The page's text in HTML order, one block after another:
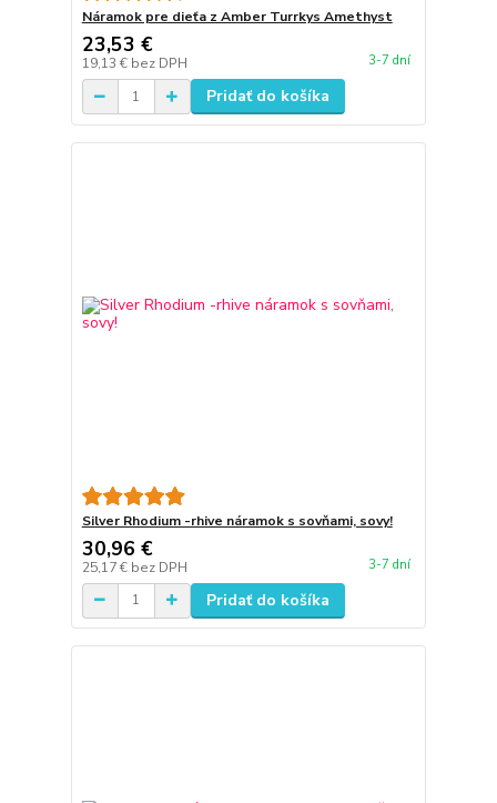
Náramok pre dieťa z Amber Turrkys Amethyst
23,53 €
19,13 € bez DPH 3-7 dní
Pridať do košíka
Silver Rhodium -rhive náramok s sovňami, sovy!
30,96 €
25,17 € bez DPH 3-7 dní
Pridať do košíka